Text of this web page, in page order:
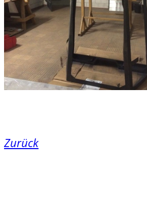
Zurück